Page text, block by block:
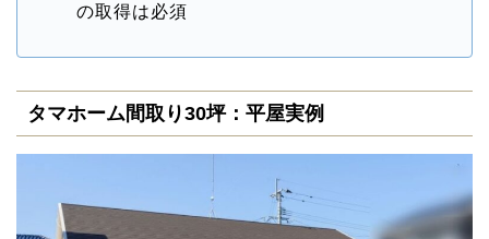
の取得は必須
タマホーム間取り30坪：平屋実例